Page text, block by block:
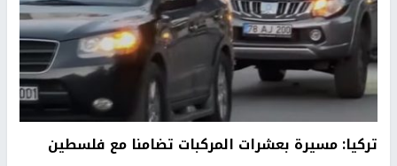
تركيا: مسيرة بعشرات المركبات تضامنا مع فلسطين